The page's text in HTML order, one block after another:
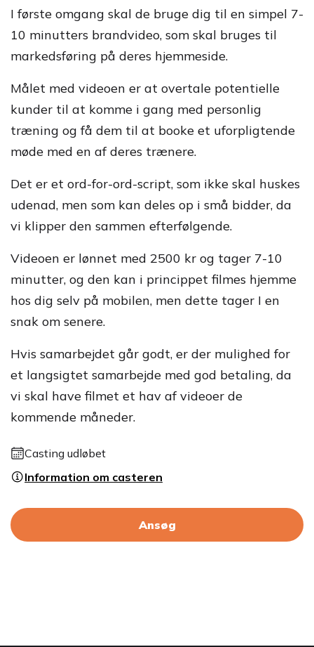
I første omgang skal de bruge dig til en simpel 7-
10 minutters brandvideo, som skal bruges til
markedsføring på deres hjemmeside.
Målet med videoen er at overtale potentielle
kunder til at komme i gang med personlig
træning og få dem til at booke et uforpligtende
møde med en af deres trænere.
Det er et ord-for-ord-script, som ikke skal huskes
udenad, men som kan deles op i små bidder, da
vi klipper den sammen efterfølgende.
Videoen er lønnet med 2500 kr og tager 7-10
minutter, og den kan i princippet filmes hjemme
hos dig selv på mobilen, men dette tager I en
snak om senere.
Hvis samarbejdet går godt, er der mulighed for
et langsigtet samarbejde med god betaling, da
vi skal have filmet et hav af videoer de
kommende måneder.
Casting udløbet
Information om casteren
Ansøg